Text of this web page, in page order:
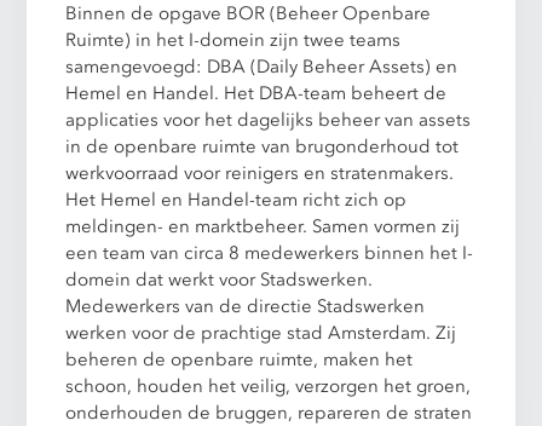
Binnen de opgave BOR (Beheer Openbare
Ruimte) in het I-domein zijn twee teams
samengevoegd: DBA (Daily Beheer Assets) en
Hemel en Handel. Het DBA-team beheert de
applicaties voor het dagelijks beheer van assets
in de openbare ruimte van brugonderhoud tot
werkvoorraad voor reinigers en stratenmakers.
Het Hemel en Handel-team richt zich op
meldingen- en marktbeheer. Samen vormen zij
een team van circa 8 medewerkers binnen het I-
domein dat werkt voor Stadswerken.
Medewerkers van de directie Stadswerken
werken voor de prachtige stad Amsterdam. Zij
beheren de openbare ruimte, maken het
schoon, houden het veilig, verzorgen het groen,
onderhouden de bruggen, repareren de straten